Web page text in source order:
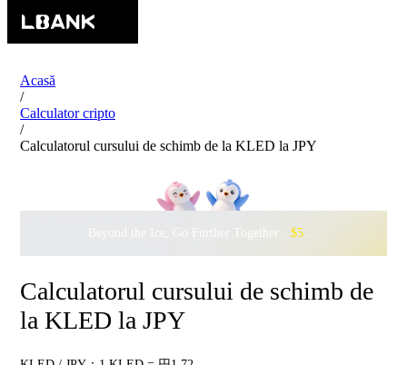
Acasă
/
Calculator cripto
/
Calculatorul cursului de schimb de la KLED la JPY
Beyond the Ice, Go Further Together · $500,000
Calculatorul cursului de schimb de
la KLED la JPY